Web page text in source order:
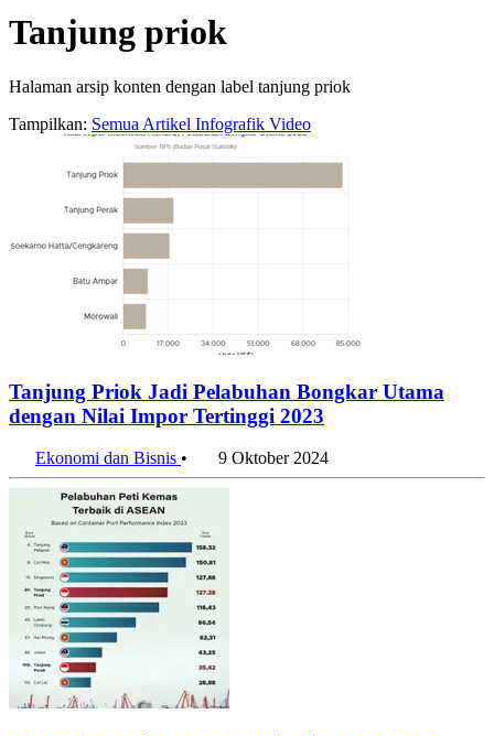
Tanjung priok
Halaman arsip konten dengan label tanjung priok
Tampilkan: Semua Artikel Infografik Video
Tanjung Priok Jadi Pelabuhan Bongkar Utama
dengan Nilai Impor Tertinggi 2023
Ekonomi dan Bisnis • 9 Oktober 2024